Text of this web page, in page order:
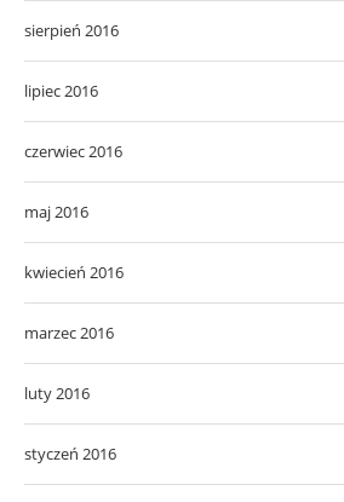
sierpień 2016
lipiec 2016
czerwiec 2016
maj 2016
kwiecień 2016
marzec 2016
luty 2016
styczeń 2016